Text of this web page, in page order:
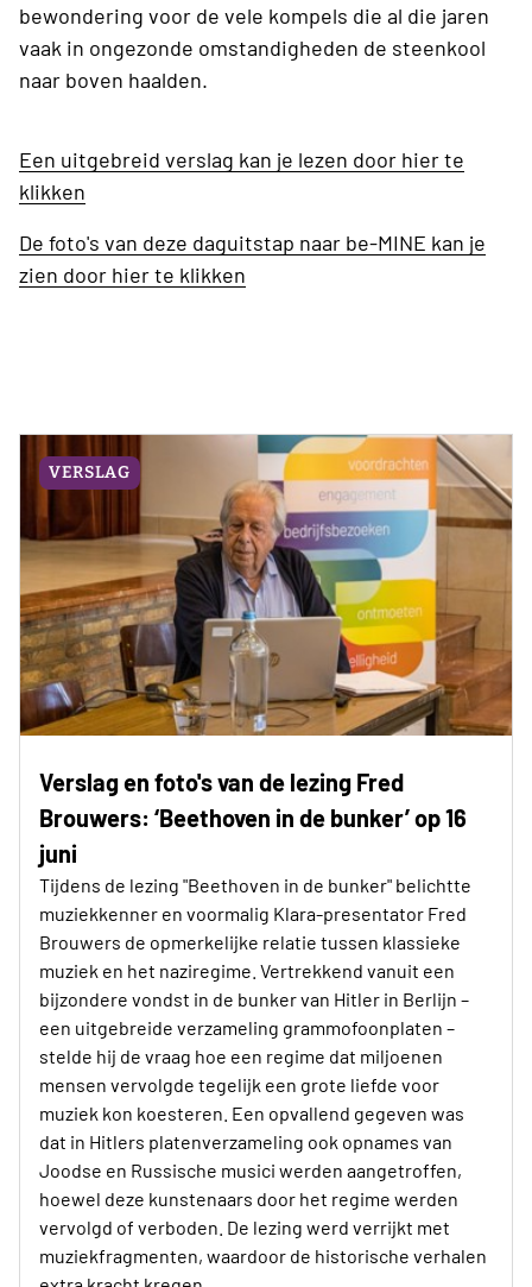
bewondering voor de vele kompels die al die jaren
vaak in ongezonde omstandigheden de steenkool
naar boven haalden.
Een uitgebreid verslag kan je lezen door hier te
klikken
De foto's van deze daguitstap naar be-MINE kan je
zien door hier te klikken
VERSLAG
Verslag en foto's van de lezing Fred
Brouwers: ‘Beethoven in de bunker’ op 16
juni
Tijdens de lezing "Beethoven in de bunker" belichtte
muziekkenner en voormalig Klara-presentator Fred
Brouwers de opmerkelijke relatie tussen klassieke
muziek en het naziregime. Vertrekkend vanuit een
bijzondere vondst in de bunker van Hitler in Berlijn –
een uitgebreide verzameling grammofoonplaten –
stelde hij de vraag hoe een regime dat miljoenen
mensen vervolgde tegelijk een grote liefde voor
muziek kon koesteren. Een opvallend gegeven was
dat in Hitlers platenverzameling ook opnames van
Joodse en Russische musici werden aangetroffen,
hoewel deze kunstenaars door het regime werden
vervolgd of verboden. De lezing werd verrijkt met
muziekfragmenten, waardoor de historische verhalen